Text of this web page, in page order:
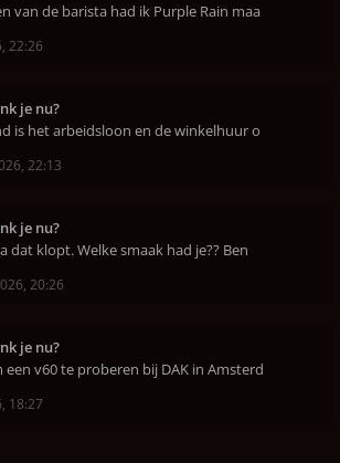
van de barista had ik Purple Rain maa
22:26
je nu?
is het arbeidsloon en de winkelhuur o
22:13
je nu?
dat klopt. Welke smaak had je?? Ben
20:26
je nu?
een v60 te proberen bij DAK in Amsterd
18:27